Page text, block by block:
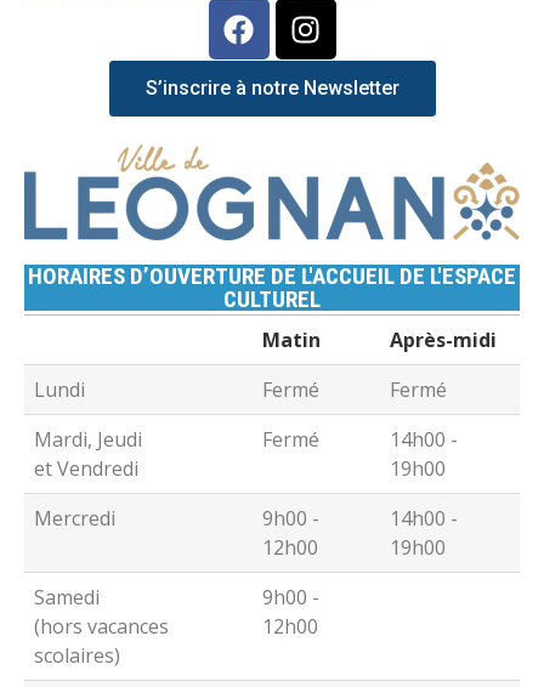
S’inscrire à notre Newsletter
HORAIRES D’OUVERTURE DE L'ACCUEIL DE L'ESPACE
CULTUREL
Matin
Après-midi
Lundi
Fermé
Fermé
Mardi, Jeudi
et Vendredi
Fermé
14h00 -
19h00
Mercredi
9h00 -
12h00
14h00 -
19h00
Samedi
(hors vacances
scolaires)
9h00 -
12h00